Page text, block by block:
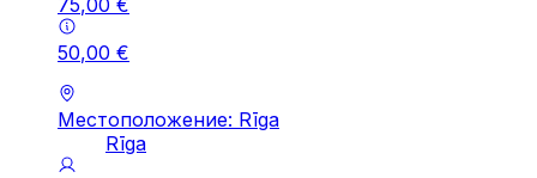
75,00 €
50,00 €
Местоположение: Rīga
Rīga